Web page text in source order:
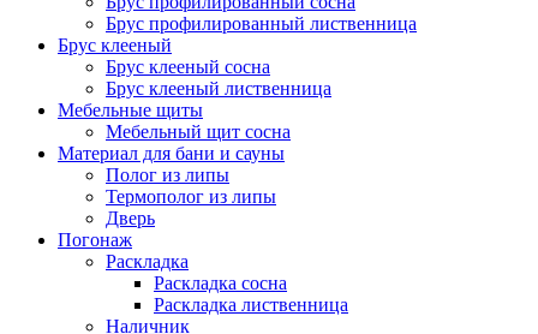
Брус профилированный лиственница
Брус клееный
Брус клееный сосна
Брус клееный лиственница
Мебельные щиты
Мебельный щит сосна
Материал для бани и сауны
Полог из липы
Термополог из липы
Дверь
Погонаж
Раскладка
Раскладка сосна
Раскладка лиственница
Наличник